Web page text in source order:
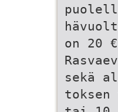
on 20
sekä